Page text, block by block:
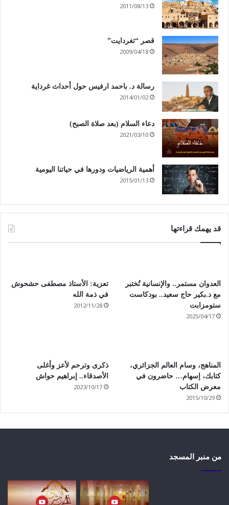
2011/08/13
قصر “تغردايت”
2009/04/18
رسالة د. باحمد ارفيس حول أحداث غرداية
2014/01/02
دعاء السلام (بعد صلاة الصبح)
2021/03/10
أهمية الرياضيات ودورها في حياتنا اليومية
2015/01/13
قد يهمك قراءتها
العدوان مستمر.. والإنسانية تُختبر
مع د.بكير حاج سعيد.. بودكاست
ستومزابت
2025/04/17
تعزية: الأستاذ مصطفى حشحوش
في ذمة الله
2012/11/28
المناهج، وسام العالم الجزائري،
كتابك، إسهام… حاضرون في
معرض الكتاب
2015/10/29
ذكرى وترحم لأعز وأغلى
الأصدقاء.. إبراهيم حواش
2023/10/17
من منبر المسجد